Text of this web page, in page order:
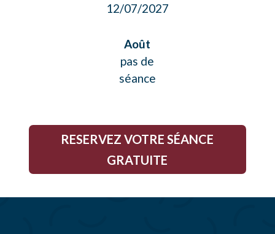
12/07/2027
Août
pas de
séance
RESERVEZ VOTRE SÉANCE
GRATUITE